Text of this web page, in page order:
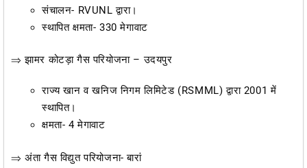
संचालन- RVUNL द्वारा।
स्थापित क्षमता- 330 मेगावाट
⇒ झामर कोटड़ा गैस परियोजना – उदयपुर
राज्य खान व खनिज निगम लिमिटेड (RSMML) द्वारा 2001 में
स्थापित।
क्षमता- 4 मेगावाट
⇒ अंता गैस विद्युत परियोजना- बारां